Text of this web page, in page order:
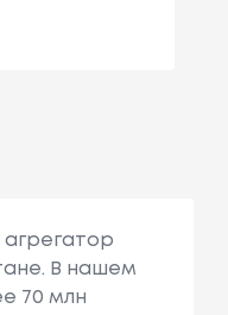
В нашем
70 млн